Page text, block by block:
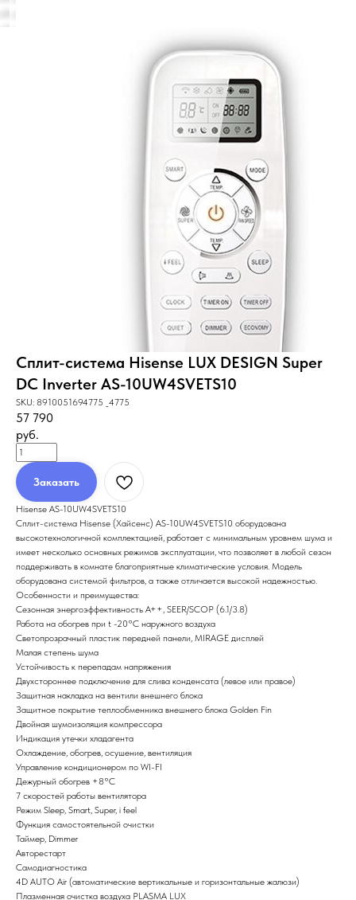
Сплит-система Hisense LUX DESIGN Super
DC Inverter AS-10UW4SVETS10
SKU: 8910051694775 _4775
57 790
руб.
Заказать
Hisense AS-10UW4SVETS10
Сплит-система Hisense (Хайсенс) AS-10UW4SVETS10 оборудована
высокотехнологичной комплектацией, работает с минимальным уровнем шума и
имеет несколько основных режимов эксплуатации, что позволяет в любой сезон
поддерживать в комнате благоприятные климатические условия. Модель
оборудована системой фильтров, а также отличается высокой надежностью.
Особенности и преимущества:
Сезонная энергоэффективность A++, SEER/SCOP (6.1/3.8)
Работа на обогрев при t -20°C наружного воздуха
Светопрозрачный пластик передней панели, MIRAGE дисплей
Малая степень шума
Устойчивость к перепадам напряжения
Двухстороннее подключение для слива конденсата (левое или правое)
Защитная накладка на вентили внешнего блока
Защитное покрытие теплообменника внешнего блока Golden Fin
Двойная шумоизоляция компрессора
Индикация утечки хладагента
Охлаждение, обогрев, осушение, вентиляция
Управление кондиционером по WI-FI
Дежурный обогрев +8°C
7 скоростей работы вентилятора
Режим Sleep, Smart, Super, i feel
Функция самостоятельной очистки
Таймер, Dimmer
Авторестарт
Самодиагностика
4D AUTO Air (автоматические вертикальные и горизонтальные жалюзи)
Плазменная очистка воздуха PLASMA LUX